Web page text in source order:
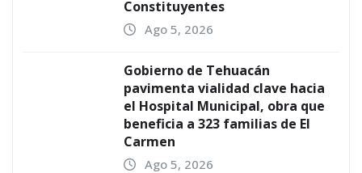
Constituyentes
Ago 5, 2026
Gobierno de Tehuacán
pavimenta vialidad clave hacia
el Hospital Municipal, obra que
beneficia a 323 familias de El
Carmen
Ago 5, 2026